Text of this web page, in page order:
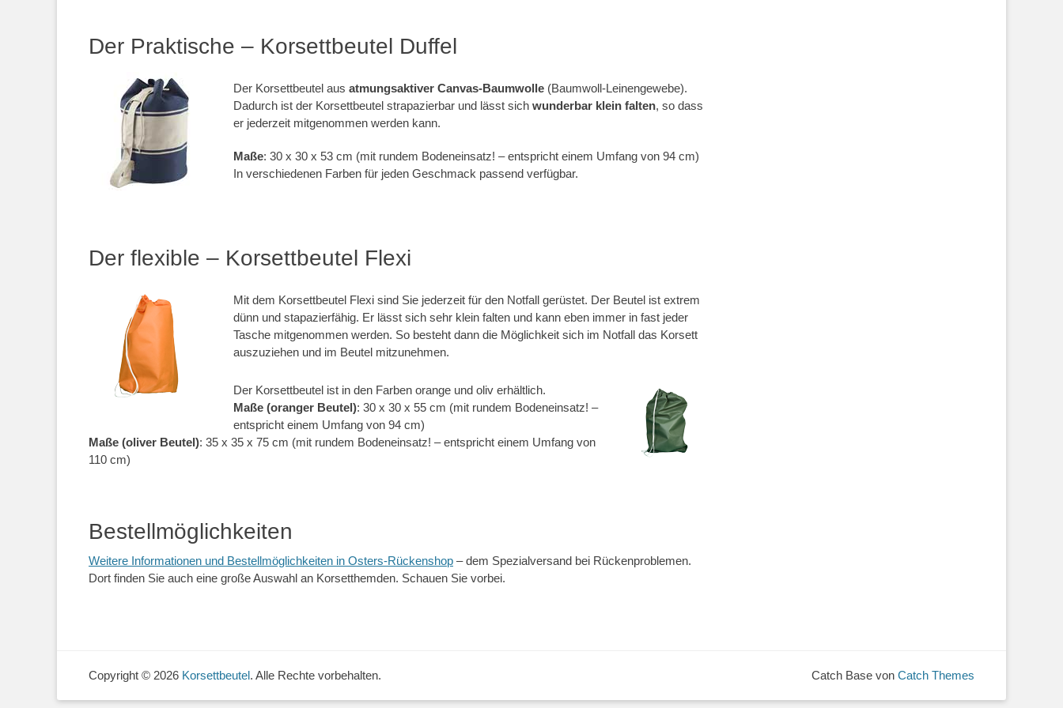
Der Praktische – Korsettbeutel Duffel
Der Korsettbeutel ausatmungsaktiver Canvas-Baumwolle (Baumwoll-Leinengewebe).
Dadurch ist der Korsettbeutel strapazierbar und lässt sichwunderbar klein falten, so dass
er jederzeit mitgenommen werden kann.
Maße: 30 x 30 x 53 cm (mit rundem Bodeneinsatz! – entspricht einem Umfang von 94 cm)
In verschiedenen Farben für jeden Geschmack passend verfügbar.
Der flexible – Korsettbeutel Flexi
Mit dem Korsettbeutel Flexi sind Sie jederzeit für den Notfall gerüstet. Der Beutel ist extrem
dünn und stapazierfähig. Er lässt sich sehr klein falten und kann eben immer in fast jeder
Tasche mitgenommen werden. So besteht dann die Möglichkeit sich im Notfall das Korsett
auszuziehen und im Beutel mitzunehmen.
Der Korsettbeutel ist in den Farben orange und oliv erhältlich.
Maße (oranger Beutel): 30 x 30 x 55 cm (mit rundem Bodeneinsatz! –
entspricht einem Umfang von 94 cm)
Maße (oliver Beutel): 35 x 35 x 75 cm (mit rundem Bodeneinsatz! – entspricht einem Umfang von
110 cm)
Bestellmöglichkeiten
Weitere Informationen und Bestellmöglichkeiten in Osters-Rückenshop – dem Spezialversand bei Rückenproblemen.
Dort finden Sie auch eine große Auswahl an Korsetthemden. Schauen Sie vorbei.
Copyright © 2026 Korsettbeutel. Alle Rechte vorbehalten. Catch Base von Catch Themes